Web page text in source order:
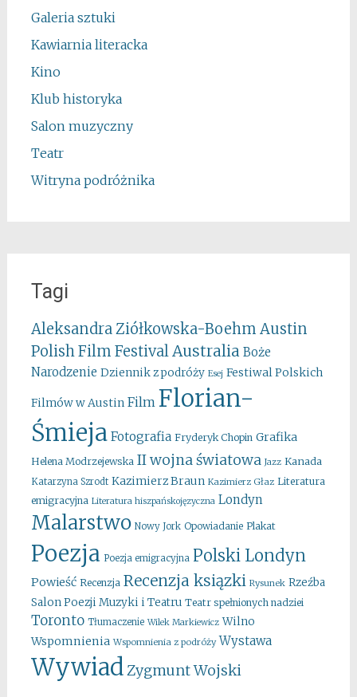
Galeria sztuki
Kawiarnia literacka
Kino
Klub historyka
Salon muzyczny
Teatr
Witryna podróżnika
Tagi
Aleksandra Ziółkowska-Boehm Austin
Polish Film FestivalAustralia Boże
Narodzenie Dziennik z podróży Esej Festiwal Polskich
Filmów w Austin Film Florian-
Śmieja Fotografia Fryderyk Chopin Grafika
Helena Modrzejewska II wojna światowa Jazz Kanada
Katarzyna Szrodt Kazimierz Braun Kazimierz Głaz Literatura
emigracyjna Literatura hiszpańskojęzyczna Londyn
Malarstwo Nowy Jork Opowiadanie Plakat
Poezja Poezja emigracyjna Polski Londyn
Powieść Recenzja Recenzja ksiązki Rysunek Rzeźba
Salon Poezji Muzyki i Teatru Teatr spełnionych nadziei
Toronto Tłumaczenie Wilek Markiewicz Wilno
Wspomnienia Wspomnienia z podróży Wystawa
WywiadZygmunt Wojski